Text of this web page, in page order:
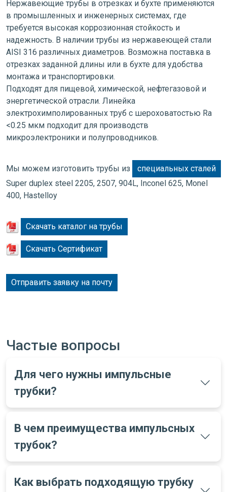
Нержавеющие трубы в отрезках и бухте применяются
в промышленных и инженерных системах, где
требуется высокая коррозионная стойкость и
надежность. В наличии трубы из нержавеющей стали
AISI 316 различных диаметров. Возможна поставка в
отрезках заданной длины или в бухте для удобства
монтажа и транспортировки.
Подходят для пищевой, химической, нефтегазовой и
энергетической отрасли. Линейка
электрохимполированных труб с шероховатостью Ra
<0.25 мкм подходит для производств
микроэлектроники и полупроводников.
Мы можем изготовить трубы из
специальных сталей
Super duplex steel 2205, 2507, 904L, Inconel 625, Monel
400, Hastelloy
Скачать каталог на трубы
Скачать Сертификат
Отправить заявку на почту
Частые вопросы
Для чего нужны импульсные
трубки?
В чем преимущества импульсных
трубок?
Как выбрать подходящую трубку